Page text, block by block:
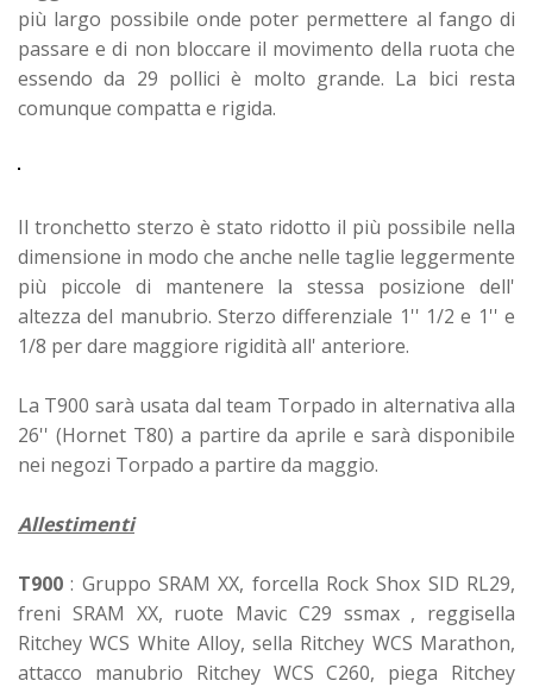
più largo possibile onde poter permettere al fango di
passare e di non bloccare il movimento della ruota che
essendo da 29 pollici è molto grande. La bici resta
comunque compatta e rigida.
Il tronchetto sterzo è stato ridotto il più possibile nella
dimensione in modo che anche nelle taglie leggermente
più piccole di mantenere la stessa posizione dell'
altezza del manubrio. Sterzo differenziale 1'' 1/2 e 1'' e
1/8 per dare maggiore rigidità all' anteriore.
La T900 sarà usata dal team Torpado in alternativa alla
26'' (Hornet T80) a partire da aprile e sarà disponibile
nei negozi Torpado a partire da maggio.
Allestimenti
T900 : Gruppo SRAM XX, forcella Rock Shox SID RL29,
freni SRAM XX, ruote Mavic C29 ssmax , reggisella
Ritchey WCS White Alloy, sella Ritchey WCS Marathon,
attacco manubrio Ritchey WCS C260, piega Ritchey